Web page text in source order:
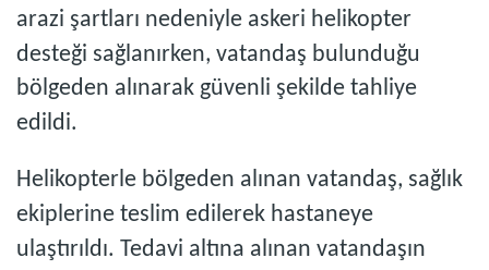
arazi şartları nedeniyle askeri helikopter
desteği sağlanırken, vatandaş bulunduğu
bölgeden alınarak güvenli şekilde tahliye
edildi.
Helikopterle bölgeden alınan vatandaş, sağlık
ekiplerine teslim edilerek hastaneye
ulaştırıldı. Tedavi altına alınan vatandaşın